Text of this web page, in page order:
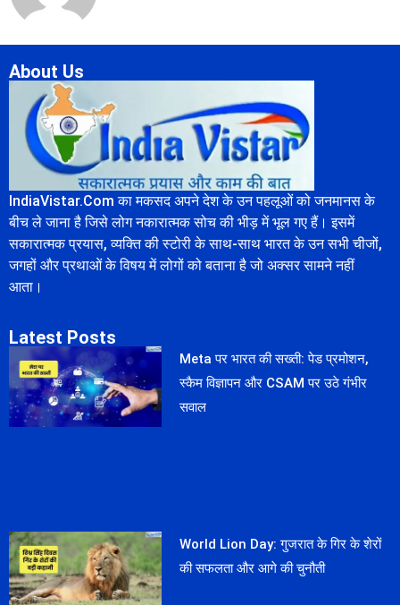
About Us
IndiaVistar.Com का मकसद अपने देश के उन पहलूओं को जनमानस के
बीच ले जाना है जिसे लोग नकारात्मक सोच की भीड़ में भूल गए हैं। इसमें
सकारात्मक प्रयास, व्यक्ति की स्टोरी के साथ-साथ भारत के उन सभी चीजों,
जगहों और प्रथाओं के विषय में लोगों को बताना है जो अक्सर सामने नहीं
आता।
Latest Posts
Meta पर भारत की सख्ती: पेड प्रमोशन,
स्कैम विज्ञापन और CSAM पर उठे गंभीर
सवाल
World Lion Day: गुजरात के गिर के शेरों
की सफलता और आगे की चुनौती